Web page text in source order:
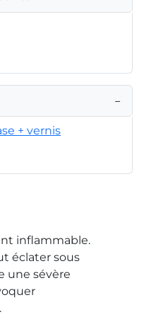
−
+ vernis
inflammable.
éclater sous
une sévère